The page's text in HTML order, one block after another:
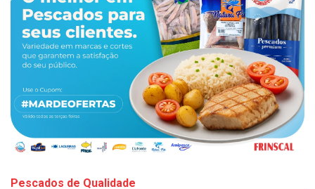
Pescados de Qualidade